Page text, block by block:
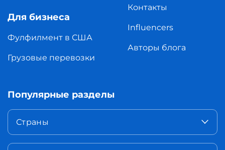
Для бизнеса
Фулфилмент в США
Грузовые перевозки
Контакты
Influencers
Авторы блога
Популярные разделы
Страны